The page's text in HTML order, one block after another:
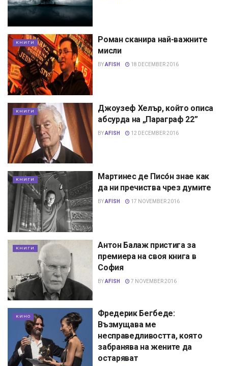
КНИГИ
Роман сканира най-важните
мисли
BYAFISH 18 DECEMBER 2016
КНИГИ
Джоузеф Хелър, който описа
абсурда на „Параграф 22”
BYAFISH 12 DECEMBER 2016
КНИГИ
Мартинес де Писóн знае как
да ни пречиства чрез думите
BYAFISH 17 NOVEMBER 2016
КНИГИ
Антон Балаж пристига за
премиера на своя книга в
София
BYAFISH 7 NOVEMBER 2016
КИНО
Фредерик Бегбеде:
Възмущава ме
несправедливостта, която
забранява на жените да
остаряват